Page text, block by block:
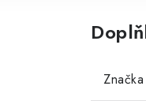
Značka